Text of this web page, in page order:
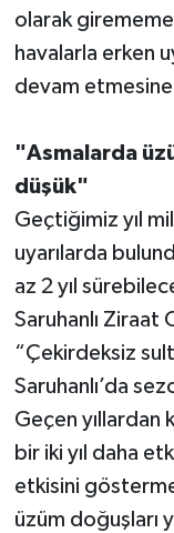
olarak
havalarla erken
devam
"Asmalarda
düşük"
Geçtiğimiz yıl
uyarılarda
az 2 yıl
Saruhanlı Ziraat
“Çekirdeksiz
Saruhanlı’da
Geçen yıllardan
bir iki yıl daha
etkisini
üzüm doğuşları